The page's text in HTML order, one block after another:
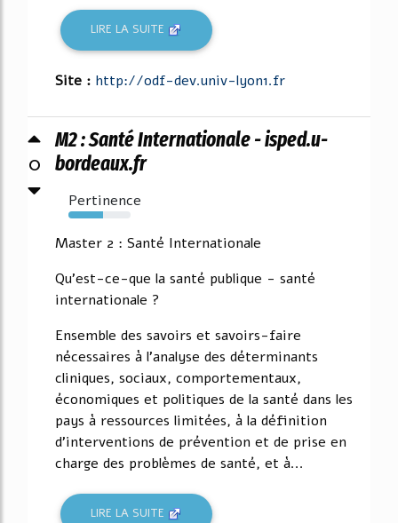
LIRE LA SUITE
Site : http://odf-dev.univ-lyon1.fr
0
M2 : Santé Internationale - isped.u-
bordeaux.fr
Pertinence
56%
Master 2 : Santé Internationale
Qu'est-ce-que la santé publique - santé
internationale ?
Ensemble des savoirs et savoirs-faire
nécessaires à l'analyse des déterminants
cliniques, sociaux, comportementaux,
économiques et politiques de la santé dans les
pays à ressources limitées, à la définition
d'interventions de prévention et de prise en
charge des problèmes de santé, et à...
LIRE LA SUITE